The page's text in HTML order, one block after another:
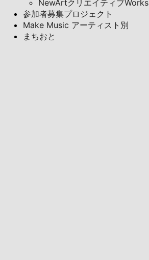
NewArtクリエイティブWorks
参加者募集プロジェクト
Make Music アーティスト別
まちおと